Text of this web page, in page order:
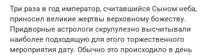
Три раза в год император, считавшийся Сыном неба,
приносил великие жертвы верховному божеству.
Придворные астрологи скрупулезно высчитывали
наиболее подходящую для этого торжественного
мероприятия дату. Обычно это происходило в день